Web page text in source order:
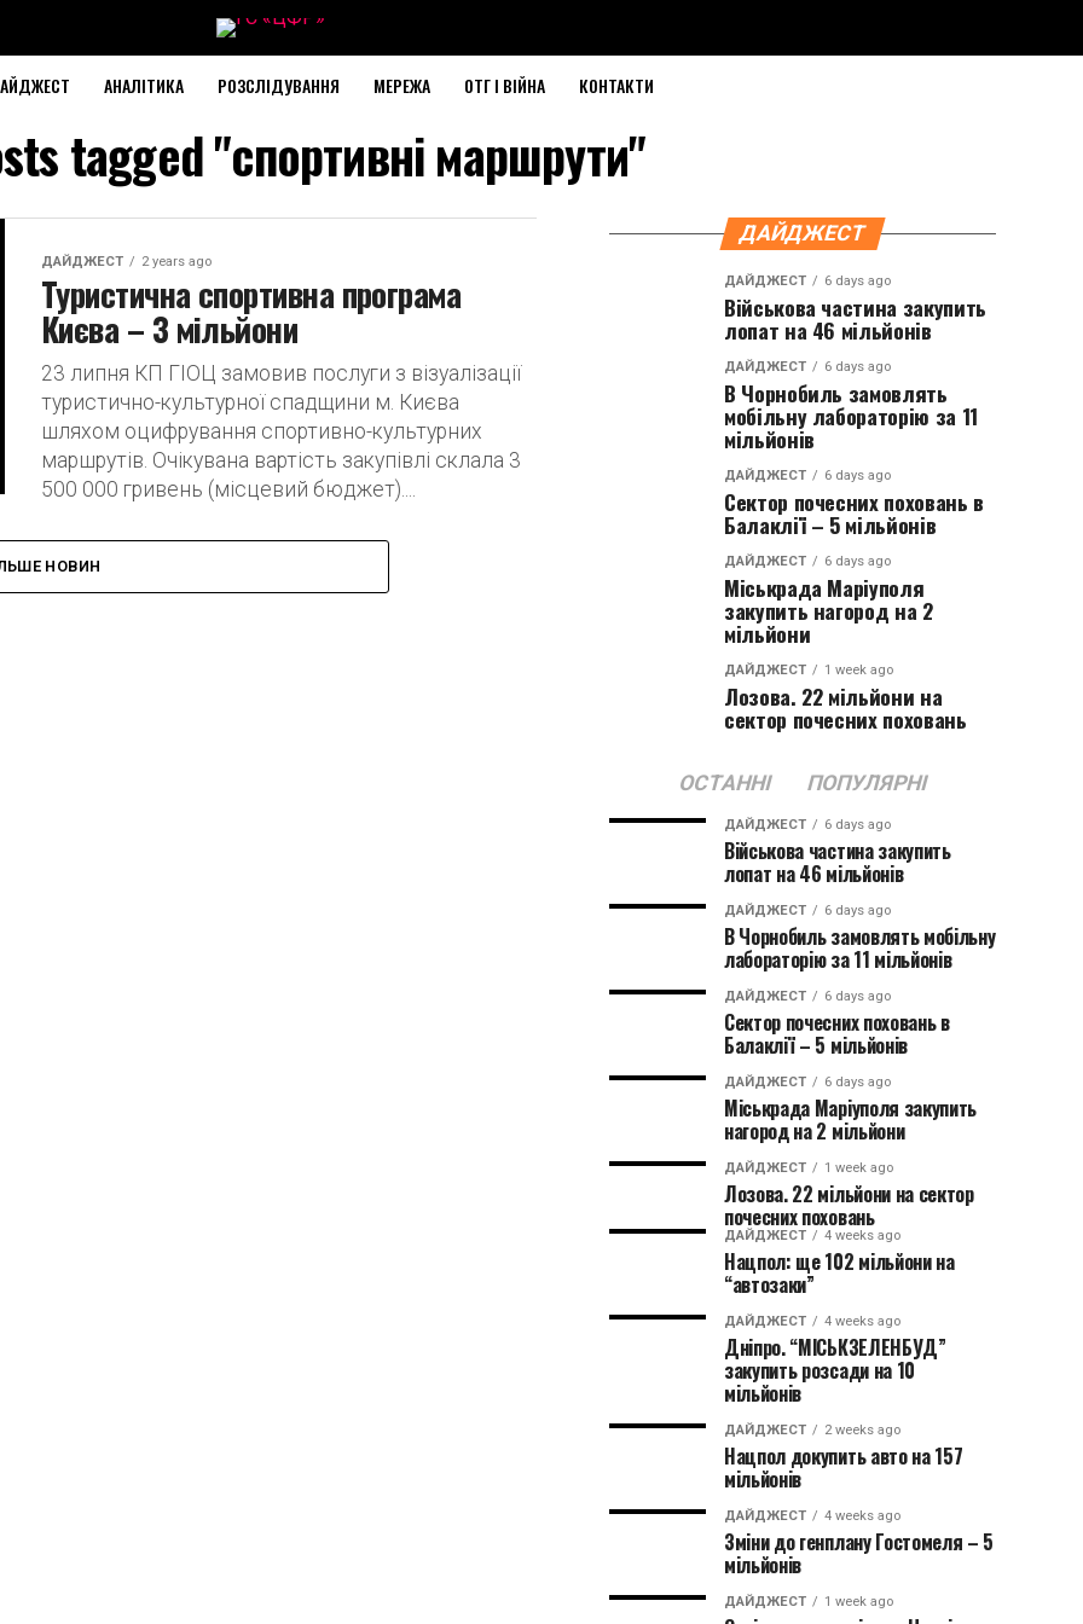
АНАЛІТИКА РОЗСЛІДУВАННЯ МЕРЕЖА ОТГ І ВІЙНА КОНТАКТИ
tagged "спортивні маршрути"
ДАЙДЖЕСТ 2 years ago
Туристична спортивна програма
Києва – 3 мільйони
23 липня КП ГІОЦ замовив послуги з візуалізації
туристично-культурної спадщини м. Києва
шляхом оцифрування спортивно-культурних
маршрутів. Очікувана вартість закупівлі склала 3
500 000 гривень (місцевий бюджет)....
НОВИН
ДАЙДЖЕСТ
ДАЙДЖЕСТ 6 days ago
Військова частина закупить
лопат на 46 мільйонів
ДАЙДЖЕСТ 6 days ago
В Чорнобиль замовлять
мобільну лабораторію за 11
мільйонів
ДАЙДЖЕСТ 6 days ago
Сектор почесних поховань в
Балаклії – 5 мільйонів
ДАЙДЖЕСТ 6 days ago
Міськрада Маріуполя
закупить нагород на 2
мільйони
ДАЙДЖЕСТ 1 week ago
Лозова. 22 мільйони на
сектор почесних поховань
ОСТАННІ ПОПУЛЯРНІ
ДАЙДЖЕСТ 6 days ago
Військова частина закупить
лопат на 46 мільйонів
ДАЙДЖЕСТ 6 days ago
В Чорнобиль замовлять мобільну
лабораторію за 11 мільйонів
ДАЙДЖЕСТ 6 days ago
Сектор почесних поховань в
Балаклії – 5 мільйонів
ДАЙДЖЕСТ 6 days ago
Міськрада Маріуполя закупить
нагород на 2 мільйони
ДАЙДЖЕСТ 1 week ago
Лозова. 22 мільйони на сектор
почесних поховань
ДАЙДЖЕСТ 4 weeks ago
Нацпол: ще 102 мільйони на
“автозаки”
ДАЙДЖЕСТ 4 weeks ago
Дніпро. “МІСЬКЗЕЛЕНБУД”
закупить розсади на 10
мільйонів
ДАЙДЖЕСТ 2 weeks ago
Нацпол докупить авто на 157
мільйонів
ДАЙДЖЕСТ 4 weeks ago
Зміни до генплану Гостомеля – 5
мільйонів
ДАЙДЖЕСТ 1 week ago